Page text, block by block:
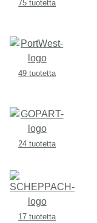
75 tuotetta
49 tuotetta
24 tuotetta
17 tuotetta